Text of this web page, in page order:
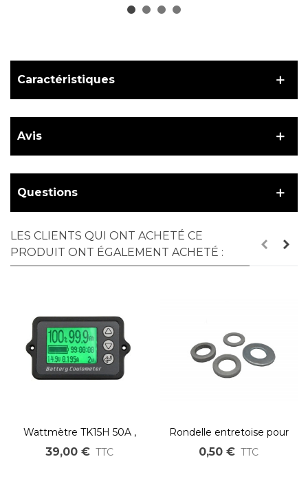
Caractéristiques
Avis
Questions
LES CLIENTS QUI ONT ACHETÉ CE
PRODUIT ONT ÉGALEMENT ACHETÉ :
Wattmètre TK15H 50A ,
100A ou 350A TESTEUR
DE CAPACITÉ DE
39,00 € TTC
Rondelle entretoise pour
axe moteur roue
0,50 € TTC